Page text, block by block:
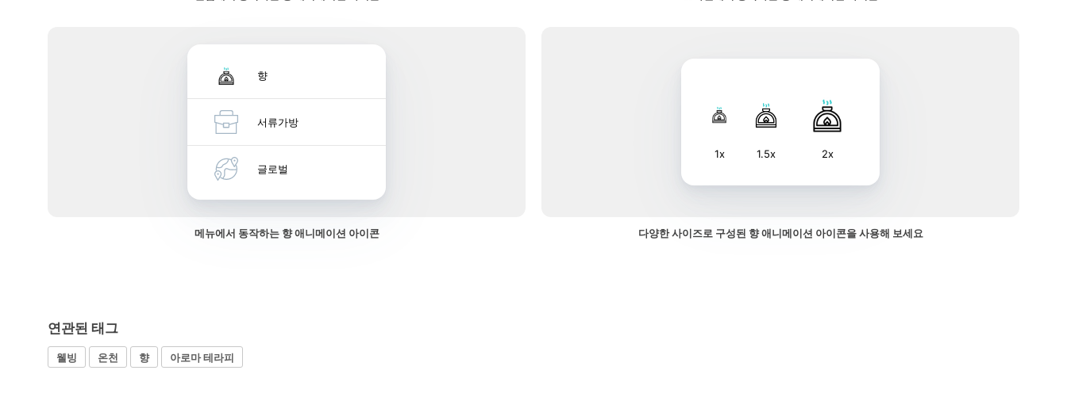
향
서류가방
글로벌
메뉴에서 동작하는 향 애니메이션 아이콘
1x 1.5x 2x
다양한 사이즈로 구성된 향 애니메이션 아이콘을 사용해 보세요
연관된 태그
웰빙 온천 향 아로마 테라피